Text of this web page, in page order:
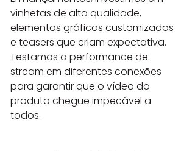
vinhetas de alta qualidade,
elementos gráficos customizados
e teasers que criam expectativa.
Testamos a performance de
stream em diferentes conexões
para garantir que o vídeo do
produto chegue impecável a
todos.